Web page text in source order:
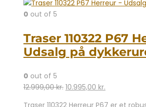
0 out of 5
Traser 110322 P67
Udsalg på
0 out of 5
12.999,00kr. Den
10.995,00 kr.
Traser 110322 Herreur P67 er et